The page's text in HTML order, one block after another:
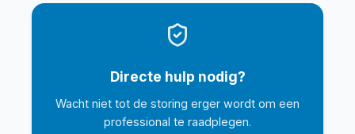
Directe hulp nodig?
Wacht niet tot de storing erger wordt om een
professional te raadplegen.